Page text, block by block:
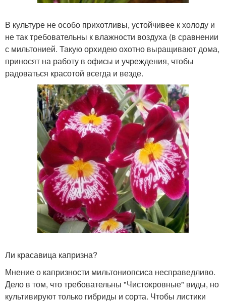
В культуре не особо прихотливы, устойчивее к холоду и
не так требовательны к влажности воздуха (в сравнении
с мильтонией. Такую орхидею охотно выращивают дома,
приносят на работу в офисы и учреждения, чтобы
радоваться красотой всегда и везде.
Ли красавица капризна?
Мнение о капризности мильтониопсиса несправедливо.
Дело в том, что требовательны "Чистокровные" виды, но
культивируют только гибриды и сорта. Чтобы листики